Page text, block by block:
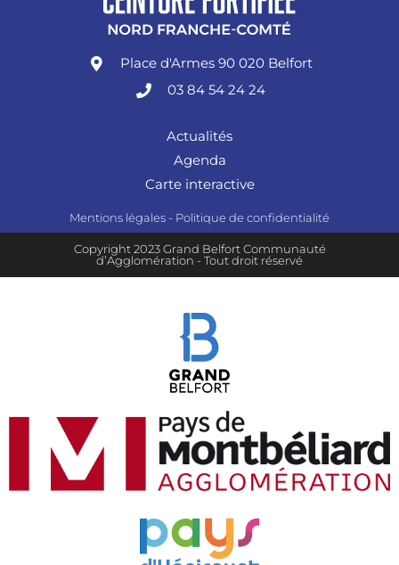
Place d'Armes 90 020 Belfort
03 84 54 24 24
Actualités
Agenda
Carte interactive
Mentions légales - Politique de confidentialité
Copyright 2023 Grand Belfort Communauté
d’Agglomération - Tout droit réservé